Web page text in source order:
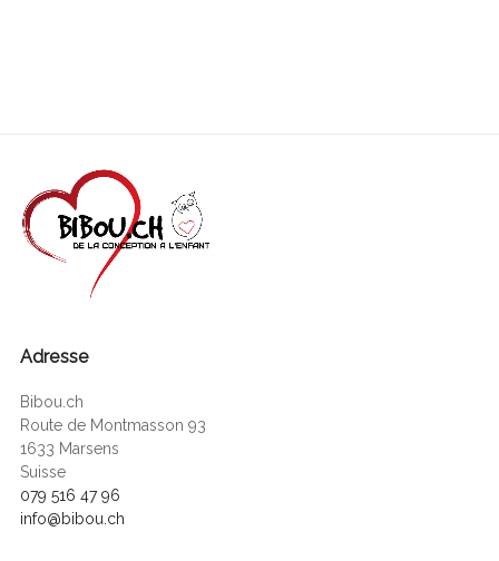
Adresse
Bibou.ch
Route de Montmasson 93
1633 Marsens
Suisse
079 516 47 96
info@bibou.ch